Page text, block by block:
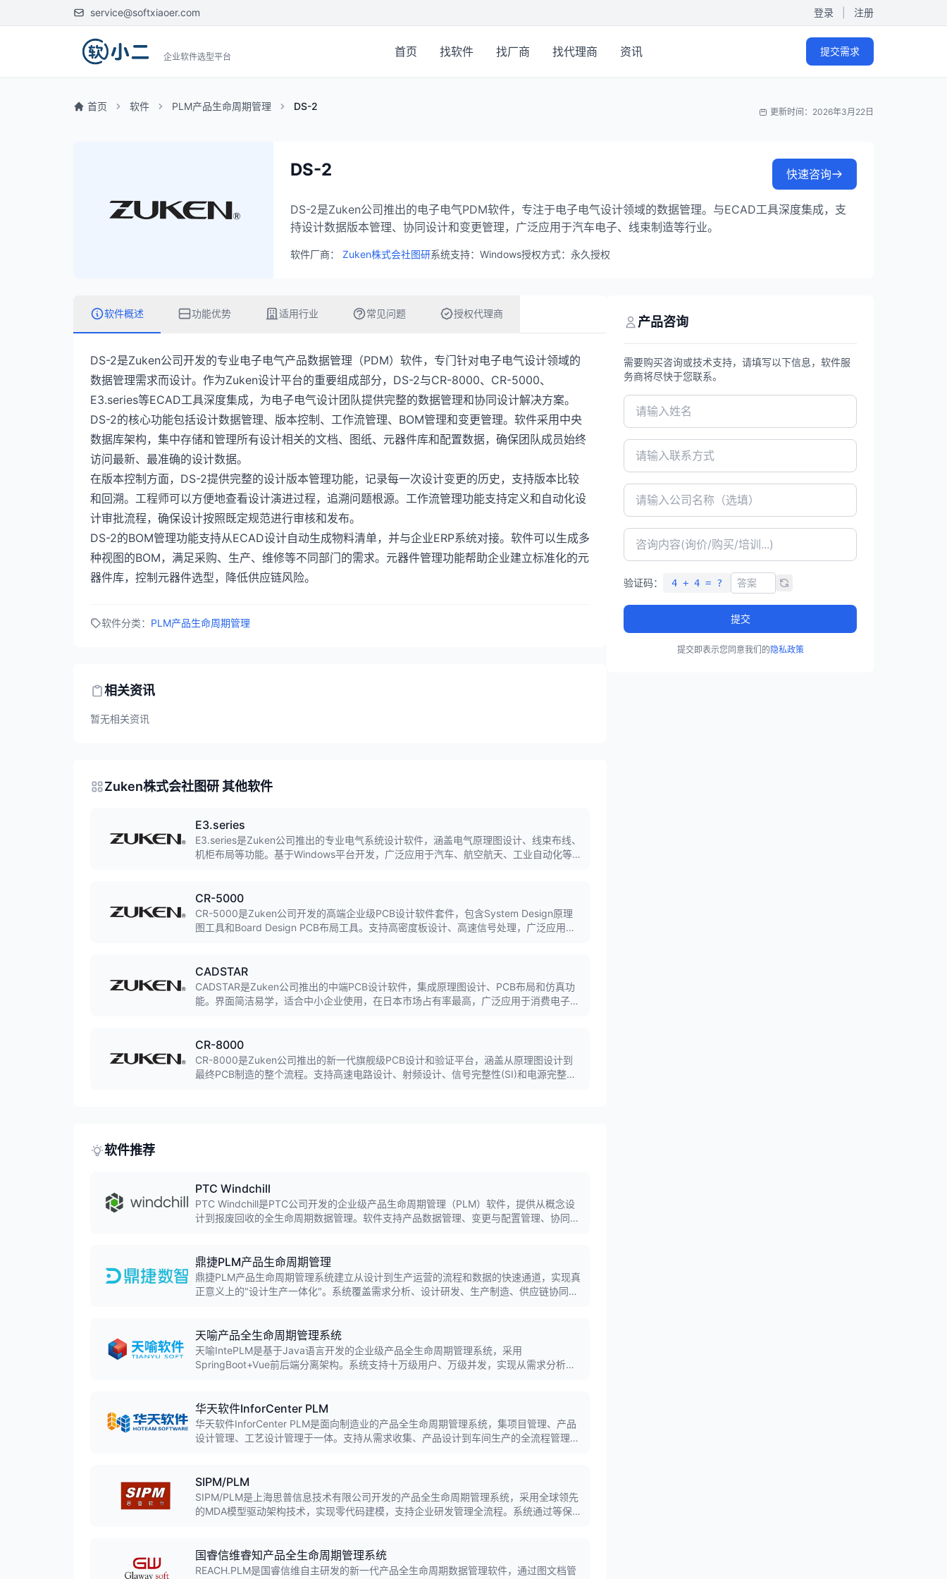
service@softxiaoer.com 登录 注册
企业软件选型平台 首页 找软件 找厂商 找代理商 资讯 提交需求
首页 软件 PLM产品生命周期管理 DS-2 更新时间：2026年3月22日
DS-2 快速咨询
DS-2是Zuken公司推出的电子电气PDM软件，专注于电子电气设计领域的数据管理。与ECAD工具深度集成，支
持设计数据版本管理、协同设计和变更管理，广泛应用于汽车电子、线束制造等行业。
软件厂商： Zuken株式会社图研系统支持：Windows授权方式：永久授权
软件概述 功能优势 适用行业 常见问题 授权代理商
DS-2是Zuken公司开发的专业电子电气产品数据管理（PDM）软件，专门针对电子电气设计领域的
数据管理需求而设计。作为Zuken设计平台的重要组成部分，DS-2与CR-8000、CR-5000、
E3.series等ECAD工具深度集成，为电子电气设计团队提供完整的数据管理和协同设计解决方案。
DS-2的核心功能包括设计数据管理、版本控制、工作流管理、BOM管理和变更管理。软件采用中央
数据库架构，集中存储和管理所有设计相关的文档、图纸、元器件库和配置数据，确保团队成员始终
访问最新、最准确的设计数据。
在版本控制方面，DS-2提供完整的设计版本管理功能，记录每一次设计变更的历史，支持版本比较
和回溯。工程师可以方便地查看设计演进过程，追溯问题根源。工作流管理功能支持定义和自动化设
计审批流程，确保设计按照既定规范进行审核和发布。
DS-2的BOM管理功能支持从ECAD设计自动生成物料清单，并与企业ERP系统对接。软件可以生成多
种视图的BOM，满足采购、生产、维修等不同部门的需求。元器件管理功能帮助企业建立标准化的元
器件库，控制元器件选型，降低供应链风险。
软件分类： PLM产品生命周期管理
相关资讯
暂无相关资讯
Zuken株式会社图研 其他软件
E3.series
E3.series是Zuken公司推出的专业电气系统设计软件，涵盖电气原理图设计、线束布线、
机柜布局等功能。基于Windows平台开发，广泛应用于汽车、航空航天、工业自动化等
CR-5000
CR-5000是Zuken公司开发的高端企业级PCB设计软件套件，包含System Design原理
图工具和Board Design PCB布局工具。支持高密度板设计、高速信号处理，广泛应用于
CADSTAR
CADSTAR是Zuken公司推出的中端PCB设计软件，集成原理图设计、PCB布局和仿真功
能。界面简洁易学，适合中小企业使用，在日本市场占有率最高，广泛应用于消费电子、
CR-8000
CR-8000是Zuken公司推出的新一代旗舰级PCB设计和验证平台，涵盖从原理图设计到
最终PCB制造的整个流程。支持高速电路设计、射频设计、信号完整性(SI)和电源完整性
软件推荐
PTC Windchill
PTC Windchill是PTC公司开发的企业级产品生命周期管理（PLM）软件，提供从概念设
计到报废回收的全生命周期数据管理。软件支持产品数据管理、变更与配置管理、协同开
鼎捷PLM产品生命周期管理
鼎捷PLM产品生命周期管理系统建立从设计到生产运营的流程和数据的快速通道，实现真
正意义上的"设计生产一体化"。系统覆盖需求分析、设计研发、生产制造、供应链协同及
天喻产品全生命周期管理系统
天喻IntePLM是基于Java语言开发的企业级产品全生命周期管理系统，采用
SpringBoot+Vue前后端分离架构。系统支持十万级用户、万级并发，实现从需求分析、
华天软件InforCenter PLM
华天软件InforCenter PLM是面向制造业的产品全生命周期管理系统，集项目管理、产品
设计管理、工艺设计管理于一体。支持从需求收集、产品设计到车间生产的全流程管理，
SIPM/PLM
SIPM/PLM是上海思普信息技术有限公司开发的产品全生命周期管理系统，采用全球领先
的MDA模型驱动架构技术，实现零代码建模，支持企业研发管理全流程。系统通过等保
国睿信维睿知产品全生命周期管理系统
REACH.PLM是国睿信维自主研发的新一代产品全生命周期数据管理软件，通过图文档管
产品咨询
需要购买咨询或技术支持，请填写以下信息，软件服
务商将尽快于您联系。
验证码： 4 + 4 = ?
提交
提交即表示您同意我们的隐私政策